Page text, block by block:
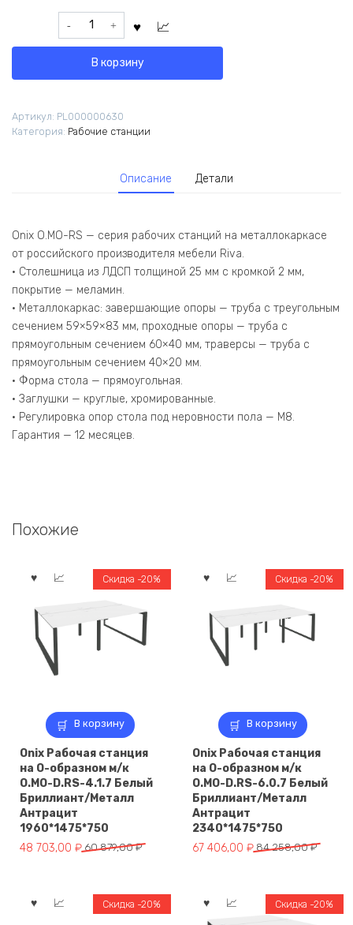
составляла
132,00 ₽.
906,00 ₽.
Количество
товара
Рабочая
О-
образном
Белый
Бриллиант/
Металл
Антрацит
В корзину
Артикул: PL000000630
Категория: Рабочие станции
Описание Детали
Onix O.MO-RS — серия рабочих станций на металлокаркасе
от российского производителя мебели Riva.
• Столешница из ЛДСП толщиной 25 мм с кромкой 2 мм,
покрытие — меламин.
• Металлокаркас: завершающие опоры — труба с треугольным
сечением 59×59×83 мм, проходные опоры — труба с
прямоугольным сечением 60×40 мм, траверсы — труба с
прямоугольным сечением 40×20 мм.
• Форма стола — прямоугольная.
• Заглушки — круглые, хромированные.
• Регулировка опор стола под неровности пола — М8.
Гарантия — 12 месяцев.
Похожие
В корзину
Скидка -20%
Onix Рабочая станция
на О-образном м/к
O.MO-D.RS-4.1.7 Белый
Бриллиант/Металл
Антрацит
1960*1475*750
60 879,00₽
Первоначальная
48 703,00 ₽
Текущая
703,00 ₽.
В корзину
Скидка -20%
Onix Рабочая станция
на О-образном м/к
O.MO-D.RS-6.0.7 Белый
Бриллиант/Металл
Антрацит
2340*1475*750
84 258,00₽
Первоначальная
67 406,00 ₽
Текущая
406,00 ₽.
Скидка -20% Скидка -20%